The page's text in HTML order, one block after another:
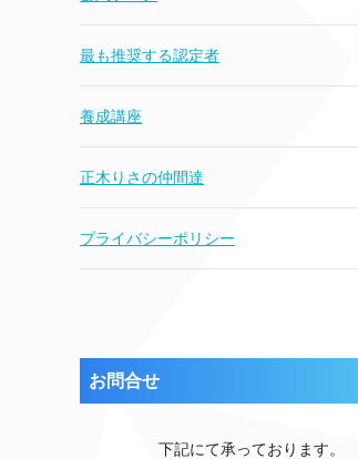
最も推奨する認定者
養成講座
正木りさの仲間達
プライバシーポリシー
お問合せ
下記にて承っております。